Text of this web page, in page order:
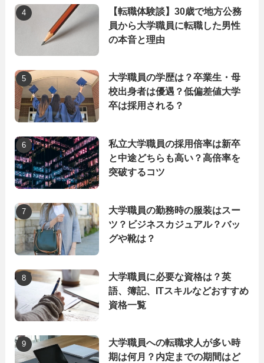
【転職体験談】30歳で地方公務
員から大学職員に転職した男性
の本音と理由
大学職員の学歴は？卒業生・母
校出身者は優遇？低偏差値大学
卒は採用される？
私立大学職員の採用倍率は新卒
と中途どちらも高い？高倍率を
突破するコツ
大学職員の勤務時の服装はスー
ツ？ビジネスカジュアル？バッ
グや靴は？
大学職員に必要な資格は？英
語、簿記、ITスキルなどおすすめ
資格一覧
大学職員への転職求人が多い時
期は何月？内定までの期間はど